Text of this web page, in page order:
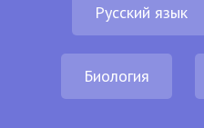
Русский язык
Биология